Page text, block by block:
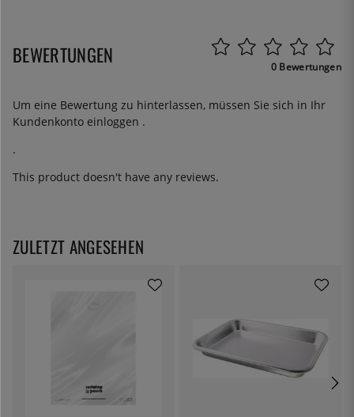
BEWERTUNGEN 0 Bewertungen
Um eine Bewertung zu hinterlassen, müssen Sie sich in Ihr
Kundenkonto einloggen .
.
This product doesn't have any reviews.
ZULETZT ANGESEHEN